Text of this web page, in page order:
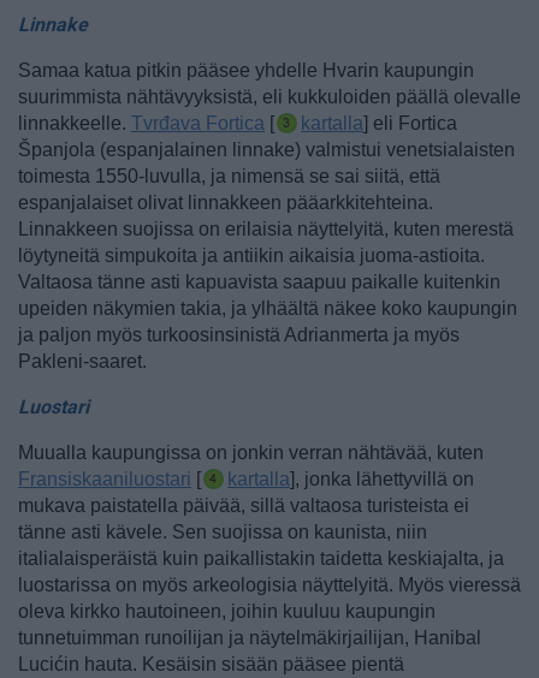
Linnake
Samaa katua pitkin pääsee yhdelle Hvarin kaupungin
suurimmista nähtävyyksistä, eli kukkuloiden päällä olevalle
linnakkeelle. Tvrđava Fortica [ kartalla] eli Fortica
Španjola (espanjalainen linnake) valmistui venetsialaisten
toimesta 1550-luvulla, ja nimensä se sai siitä, että
espanjalaiset olivat linnakkeen pääarkkitehteina.
Linnakkeen suojissa on erilaisia näyttelyitä, kuten merestä
löytyneitä simpukoita ja antiikin aikaisia juoma-astioita.
Valtaosa tänne asti kapuavista saapuu paikalle kuitenkin
upeiden näkymien takia, ja ylhäältä näkee koko kaupungin
ja paljon myös turkoosinsinistä Adrianmerta ja myös
Pakleni-saaret.
Luostari
Muualla kaupungissa on jonkin verran nähtävää, kuten
Fransiskaaniluostari [ kartalla], jonka lähettyvillä on
mukava paistatella päivää, sillä valtaosa turisteista ei
tänne asti kävele. Sen suojissa on kaunista, niin
italialaisperäistä kuin paikallistakin taidetta keskiajalta, ja
luostarissa on myös arkeologisia näyttelyitä. Myös vieressä
oleva kirkko hautoineen, joihin kuuluu kaupungin
tunnetuimman runoilijan ja näytelmäkirjailijan, Hanibal
Lucićin hauta. Kesäisin sisään pääsee pientä